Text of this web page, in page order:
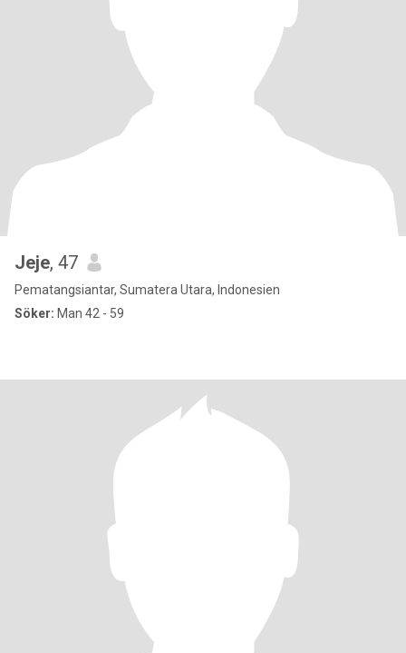
Jeje, 47
Pematangsiantar, Sumatera Utara, Indonesien
Söker: Man 42 - 59